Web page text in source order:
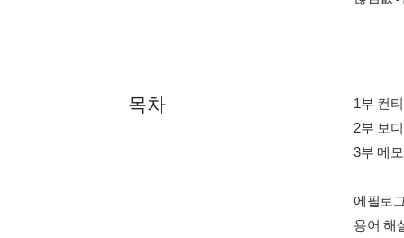
목차
1부 컨
2부 보디
3부 메
에필로
용어 해